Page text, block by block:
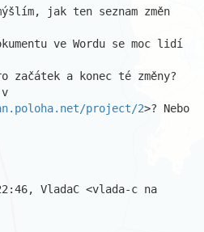
jak ten seznam změn
ve Wordu se moc lidí
začátek a konec té změny?
project/2>? Nebo
VladaC <vlada-c na